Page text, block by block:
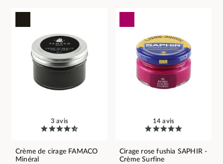
3 avis
Crème de cirage FAMACO
Minéral
14 avis
Cirage rose fushia SAPHIR -
Crème Surfine